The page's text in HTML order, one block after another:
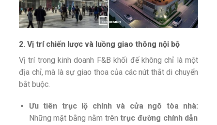
2. Vị trí chiến lược và luồng giao thông nội bộ
Vị trí trong kinh doanh F&B khối đế không chỉ là một
địa chỉ, mà là sự giao thoa của các nút thắt di chuyển
bắt buộc.
Ưu tiên trục lộ chính và cửa ngõ tòa nhà:
Những mặt bằng nằm trêntrục đường chính dẫn